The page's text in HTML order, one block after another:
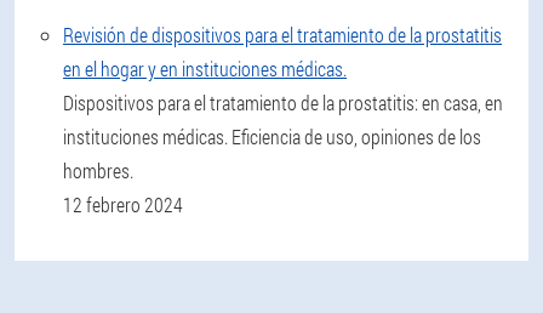
Revisión de dispositivos para el tratamiento de la prostatitis
en el hogar y en instituciones médicas.
Dispositivos para el tratamiento de la prostatitis: en casa, en
instituciones médicas. Eficiencia de uso, opiniones de los
hombres.
12 febrero 2024